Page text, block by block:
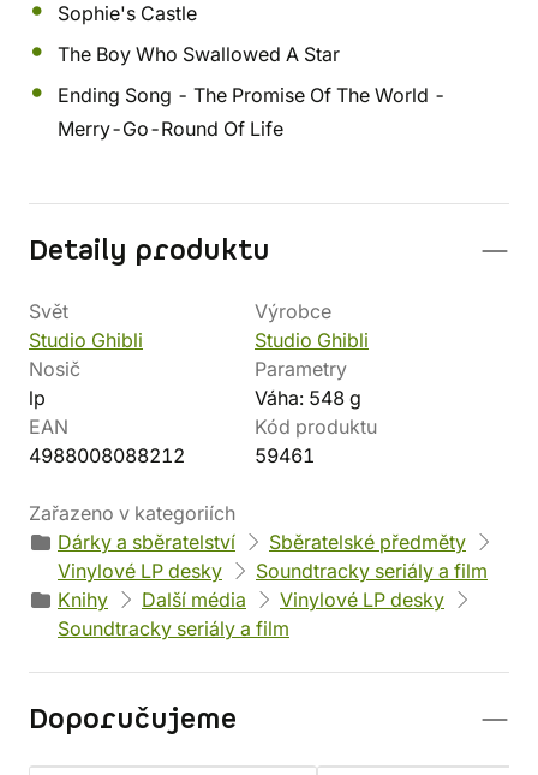
Sophie's Castle
The Boy Who Swallowed A Star
Ending Song - The Promise Of The World -
Merry-Go-Round Of Life
Detaily produktu
Svět
Studio Ghibli
Výrobce
Studio Ghibli
Nosič
lp
Parametry
Váha: 548 g
EAN
4988008088212
Kód produktu
59461
Zařazeno v kategoriích
Dárky a sběratelství
Sběratelské předměty
Vinylové LP desky
Soundtracky seriály a film
Knihy
Další média
Vinylové LP desky
Soundtracky seriály a film
Doporučujeme